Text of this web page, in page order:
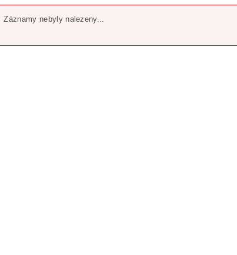
Záznamy nebyly nalezeny...